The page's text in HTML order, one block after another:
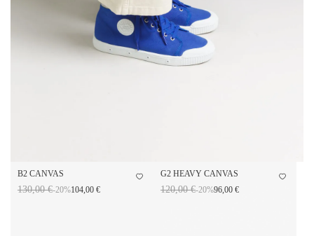
B2 CANVAS
130,00 €-20%104,00 €
G2 HEAVY CANVAS
120,00 €-20%96,00 €